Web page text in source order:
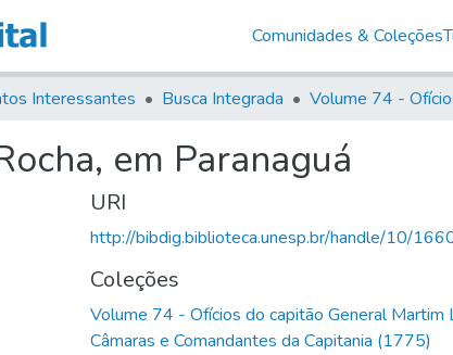
Comunidades & Coleções
Interessantes Busca Integrada
em Paranaguá
URI
http://bibdig.biblioteca.unesp.br/handle/10/
Coleções
Volume 74 - Ofícios do capitão General Martim
Câmaras e Comandantes da Capitania (1775)